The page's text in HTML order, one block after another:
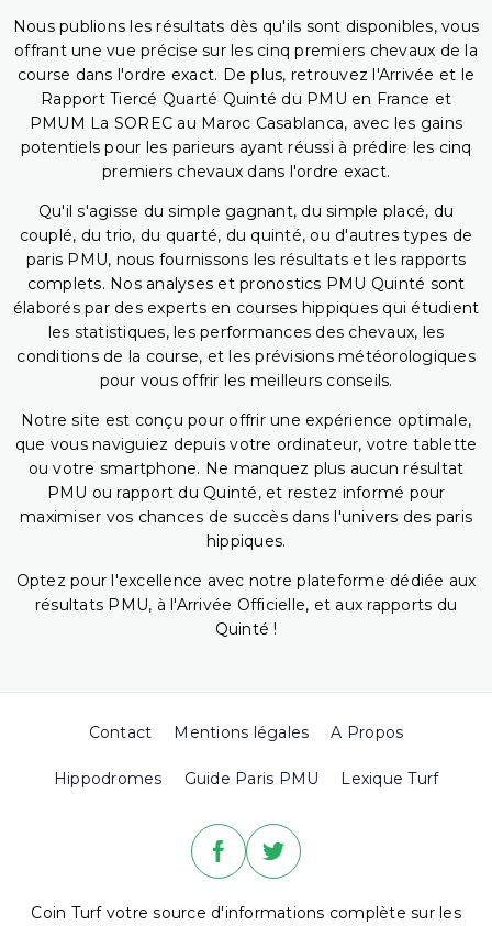
Nous publions les résultats dès qu'ils sont disponibles, vous
offrant une vue précise sur les cinq premiers chevaux de la
course dans l'ordre exact. De plus, retrouvez l'Arrivée et le
Rapport Tiercé Quarté Quinté du PMU en France et
PMUM La SOREC au Maroc Casablanca, avec les gains
potentiels pour les parieurs ayant réussi à prédire les cinq
premiers chevaux dans l'ordre exact.
Qu'il s'agisse du simple gagnant, du simple placé, du
couplé, du trio, du quarté, du quinté, ou d'autres types de
paris PMU, nous fournissons les résultats et les rapports
complets. Nos analyses et pronostics PMU Quinté sont
élaborés par des experts en courses hippiques qui étudient
les statistiques, les performances des chevaux, les
conditions de la course, et les prévisions météorologiques
pour vous offrir les meilleurs conseils.
Notre site est conçu pour offrir une expérience optimale,
que vous naviguiez depuis votre ordinateur, votre tablette
ou votre smartphone. Ne manquez plus aucun résultat
PMU ou rapport du Quinté, et restez informé pour
maximiser vos chances de succès dans l'univers des paris
hippiques.
Optez pour l'excellence avec notre plateforme dédiée aux
résultats PMU, à l'Arrivée Officielle, et aux rapports du
Quinté !
Contact Mentions légales A Propos
Hippodromes Guide Paris PMU Lexique Turf
Coin Turf votre source d'informations complète sur les